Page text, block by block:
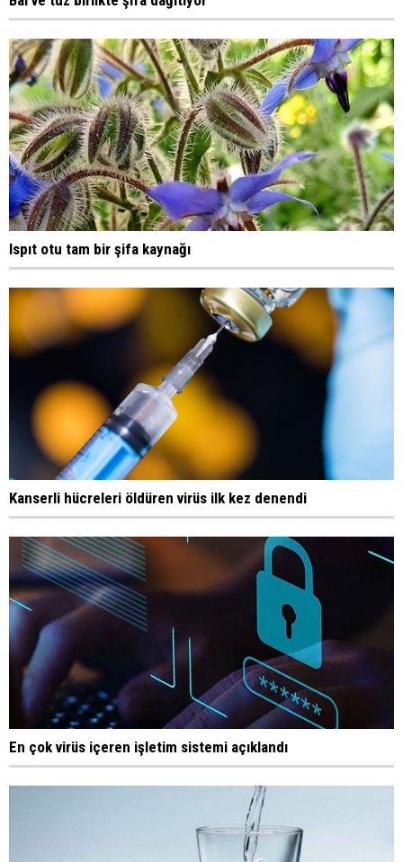
Ispıt otu tam bir şifa kaynağı
Kanserli hücreleri öldüren virüs ilk kez denendi
En çok virüs içeren işletim sistemi açıklandı